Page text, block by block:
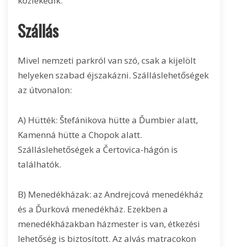
Szállás
Mivel nemzeti parkról van szó, csak a kijelölt
helyeken szabad éjszakázni. Szálláslehetőségek
az útvonalon:
A) Hütték: Štefánikova hütte a Ďumbier alatt,
Kamenná hütte a Chopok alatt.
Szálláslehetőségek a Čertovica-hágón is
találhatók.
B) Menedékházak: az Andrejcová menedékház
és a Ďurková menedékház. Ezekben a
menedékházakban házmester is van, étkezési
lehetőség is biztosított. Az alvás matracokon